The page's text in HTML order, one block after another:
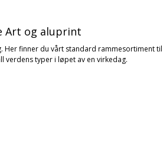
Art og aluprint
finner du vårt standard rammesortiment
verdens typer i løpet av en virkedag.